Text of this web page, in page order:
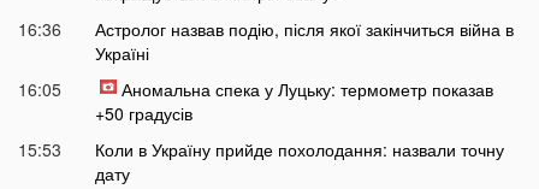
16:36
Астролог назвав подію, після якої закінчиться війна в
Україні
16:05
Аномальна спека у Луцьку: термометр показав
+50 градусів
15:53
Коли в Україну прийде похолодання: назвали точну
дату